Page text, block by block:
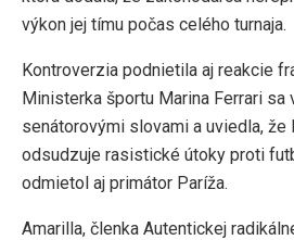
výkon jej tímu počas celého turnaja.
Kontroverzia podnietila aj reakcie
Ministerka športu Marina Ferrari sa
senátorovými slovami a uviedla, že
odsudzuje rasistické útoky proti
odmietol aj primátor Paríža.
Amarilla, členka Autentickej